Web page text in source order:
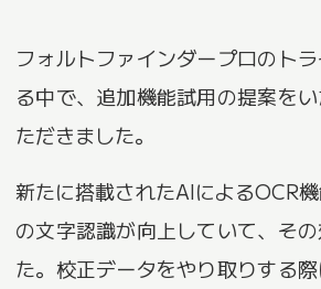
フォルトファインダープロのト
る中で、追加機能試用の提案を
ただきました。
新たに搭載されたAIによるOCR
の文字認識が向上していて、そ
た。校正データをやり取りする